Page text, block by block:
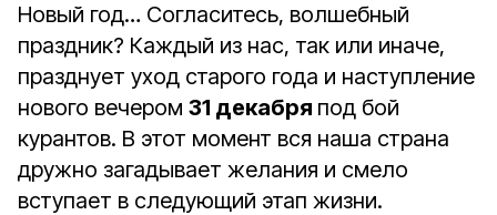
Новый год… Согласитесь, волшебный
праздник? Каждый из нас, так или иначе,
празднует уход старого года и наступление
нового вечером 31 декабря под бой
курантов. В этот момент вся наша страна
дружно загадывает желания и смело
вступает в следующий этап жизни.